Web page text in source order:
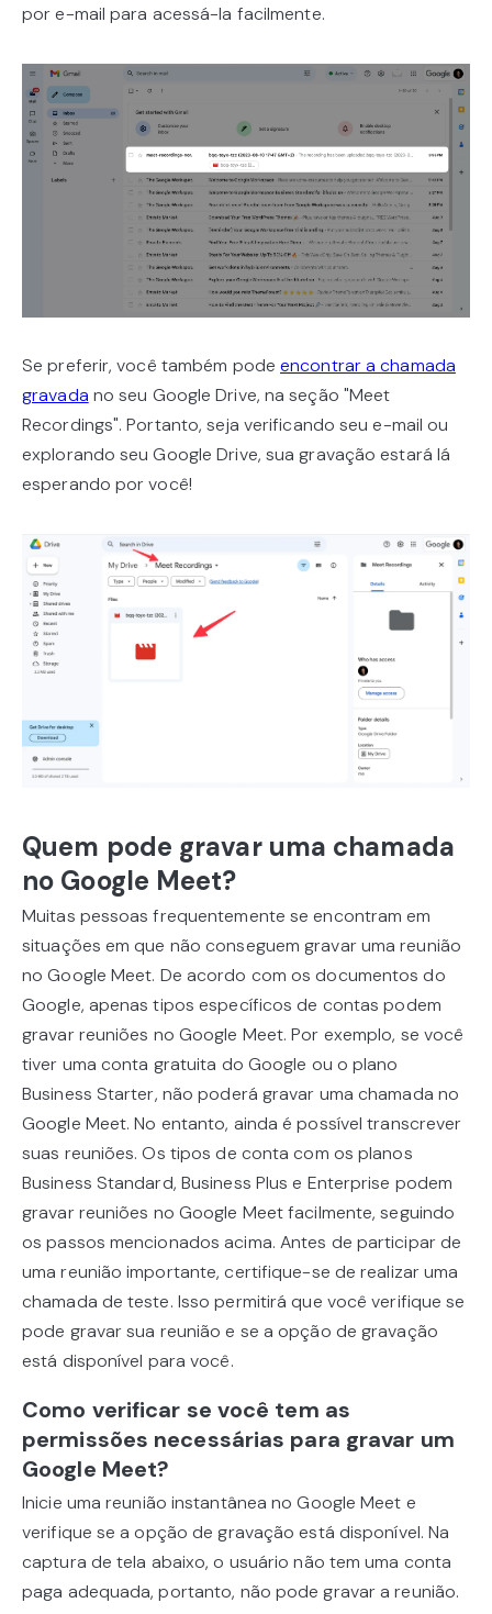
por e-mail para acessá-la facilmente.
Se preferir, você também podeencontrar a chamada
gravada no seu Google Drive, na seção "Meet
Recordings". Portanto, seja verificando seu e-mail ou
explorando seu Google Drive, sua gravação estará lá
esperando por você!
Quem pode gravar uma chamada
no Google Meet?
Muitas pessoas frequentemente se encontram em
situações em que não conseguem gravar uma reunião
no Google Meet. De acordo com os documentos do
Google, apenas tipos específicos de contas podem
gravar reuniões no Google Meet. Por exemplo, se você
tiver uma conta gratuita do Google ou o plano
Business Starter, não poderá gravar uma chamada no
Google Meet. No entanto, ainda é possível transcrever
suas reuniões. Os tipos de conta com os planos
Business Standard, Business Plus e Enterprise podem
gravar reuniões no Google Meet facilmente, seguindo
os passos mencionados acima. Antes de participar de
uma reunião importante, certifique-se de realizar uma
chamada de teste. Isso permitirá que você verifique se
pode gravar sua reunião e se a opção de gravação
está disponível para você.
Como verificar se você tem as
permissões necessárias para gravar um
Google Meet?
Inicie uma reunião instantânea no Google Meet e
verifique se a opção de gravação está disponível. Na
captura de tela abaixo, o usuário não tem uma conta
paga adequada, portanto, não pode gravar a reunião.